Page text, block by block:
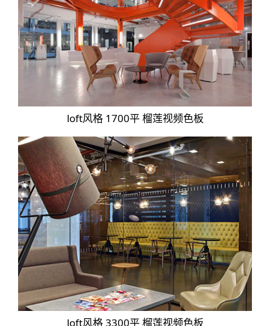
loft风格 1700平 榴莲视频色板
loft风格 3300平 榴莲视频色板